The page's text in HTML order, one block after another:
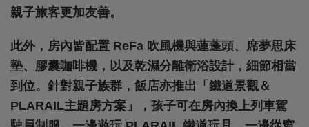
親子旅客更加友善。
此外，房內皆配置 ReFa 吹風機與蓮蓬頭、席夢思床
墊、膠囊咖啡機，以及乾濕分離衛浴設計，細節相當
到位。針對親子族群，飯店亦推出「鐵道景觀＆
PLARAIL主題房方案」，孩子可在房內換上列車駕